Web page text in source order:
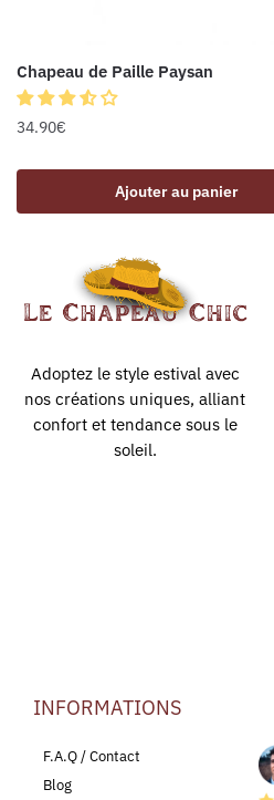
Chapeau de Paille Paysan
34.90€
Ajouter au panier
Adoptez le style estival avec
nos créations uniques, alliant
confort et tendance sous le
soleil.
INFORMATIONS
F.A.Q / Contact
Blog